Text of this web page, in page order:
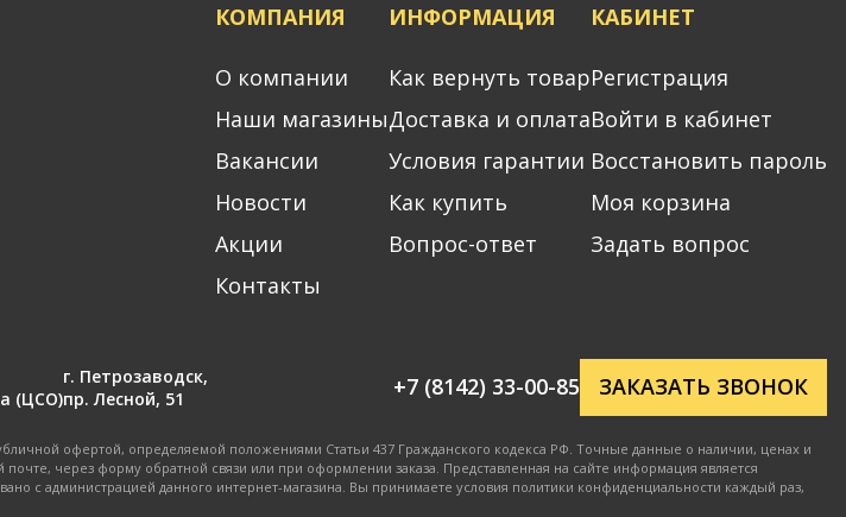
КОМПАНИЯ
О компании
Наши магазины
Вакансии
Новости
Акции
Контакты
ИНФОРМАЦИЯ
Как вернуть товар
Доставка и оплата
Условия гарантии
Как купить
Вопрос-ответ
КАБИНЕТ
Регистрация
Войти в кабинет
Восстановить пароль
Моя корзина
Задать вопрос
(ЦСО)
г. Петрозаводск,
пр. Лесной, 51
+7 (8142) 33-00-85 ЗАКАЗАТЬ ЗВОНОК
офертой, определяемой положениями Статьи 437 Гражданского кодекса РФ. Точные данные о наличии, ценах и
через форму обратной связи или при оформлении заказа. Представленная на сайте информация является
с администрацией данного интернет-магазина. Вы принимаете условия политики конфиденциальности каждый раз,